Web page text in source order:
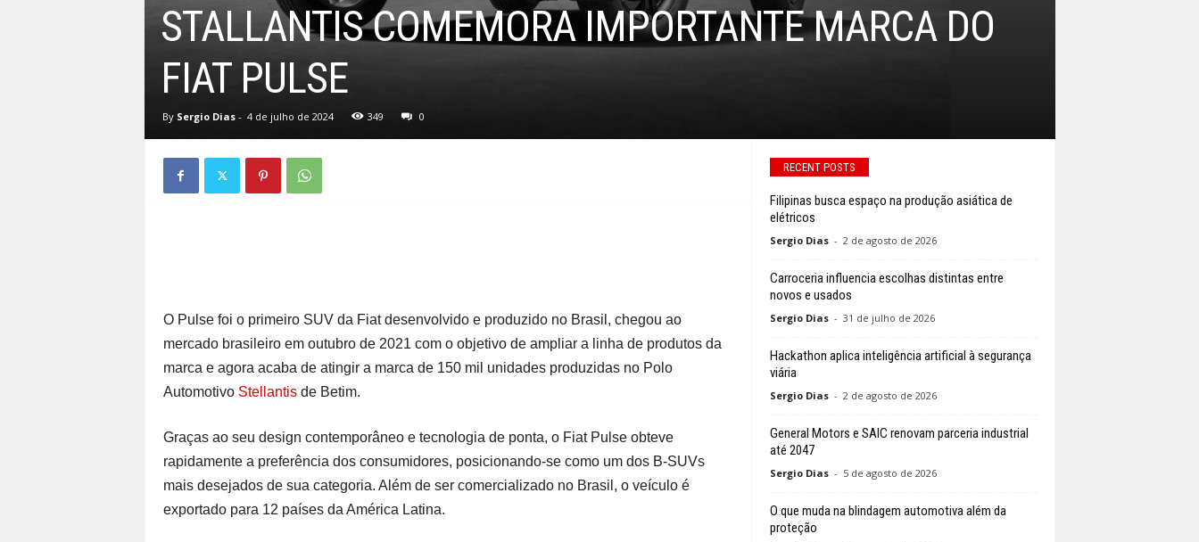
STALLANTIS COMEMORA IMPORTANTE MARCA DO
FIAT PULSE
By Sergio Dias- 4 de julho de 2024 349 0
O Pulse foi o primeiro SUV da Fiat desenvolvido e produzido no Brasil, chegou ao
mercado brasileiro em outubro de 2021 com o objetivo de ampliar a linha de produtos da
marca e agora acaba de atingir a marca de 150 mil unidades produzidas no Polo
Automotivo Stellantisde Betim.
Graças ao seu design contemporâneo e tecnologia de ponta, o Fiat Pulse obteve
rapidamente a preferência dos consumidores, posicionando-se como um dos B-SUVs
mais desejados de sua categoria. Além de ser comercializado no Brasil, o veículo é
exportado para 12 países da América Latina.
RECENT POSTS
Filipinas busca espaço na produção asiática de
elétricos
Sergio Dias - 2 de agosto de 2026
Carroceria influencia escolhas distintas entre
novos e usados
Sergio Dias - 31 de julho de 2026
Hackathon aplica inteligência artificial à segurança
viária
Sergio Dias - 2 de agosto de 2026
General Motors e SAIC renovam parceria industrial
até 2047
Sergio Dias - 5 de agosto de 2026
O que muda na blindagem automotiva além da
proteção